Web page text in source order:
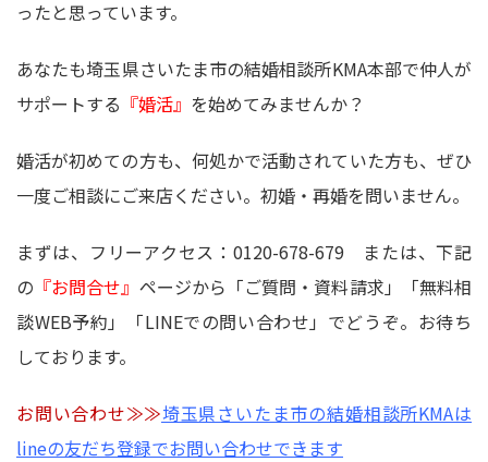
ったと思っています。
あなたも埼玉県さいたま市の結婚相談所KMA本部で仲人が
サポートする 『婚活』 を始めてみませんか？
婚活が初めての方も、何処かで活動されていた方も、ぜひ
一度ご相談にご来店ください。初婚・再婚を問いません。
まずは、フリーアクセス：0120-678-679 または、下記
の 『お問合せ』 ページから「ご質問・資料請求」「無料相
談WEB予約」「LINEでの問い合わせ」でどうぞ。お待ち
しております。
お問い合わせ≫≫埼玉県さいたま市の結婚相談所KMAは
lineの友だち登録でお問い合わせできます